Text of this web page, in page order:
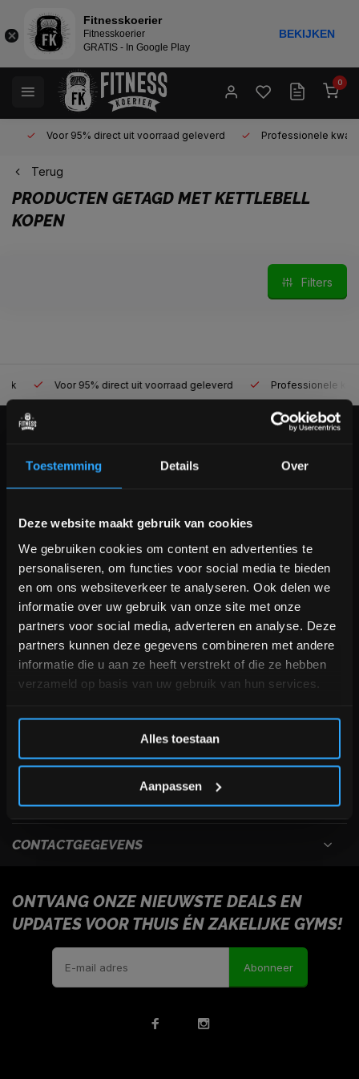
Toestemming Details Over
Deze website maakt gebruik van cookies
We gebruiken cookies om content en advertenties te
personaliseren, om functies voor social media te bieden
en om ons websiteverkeer te analyseren. Ook delen we
informatie over uw gebruik van onze site met onze
partners voor social media, adverteren en analyse. Deze
partners kunnen deze gegevens combineren met andere
informatie die u aan ze heeft verstrekt of die ze hebben
verzameld op basis van uw gebruik van hun services.
Alles toestaan
Aanpassen
0
Voor 95% direct uit voorraad geleverd Professionele kwaliteit
Terug
PRODUCTEN GETAGD MET KETTLEBELL
KOPEN
Filters
Voor 95% direct uit voorraad geleverd Professionele
Veelgestelde vragen
+31 (0)24 645 1309
USEFULL LINKS
INFORMATIE
CONTACTGEGEVENS
ONTVANG ONZE NIEUWSTE DEALS EN
UPDATES VOOR THUIS ÉN ZAKELIJKE GYMS!
Abonneer
Bam! 5% korting op je volgende
Schrijf je in voor onze nieuwsbrief om op de hoogte te
blijven over onze nieuwe producten, deals en meer
interessante info. Ontvang 5% korting op je eerstvolgende
aankoop! 😀
Inschrijven
*Verzendkosten vallen buiten de korting
Fitnesskoerier
Fitnesskoerier
GRATIS - In Google Play
BEKIJKEN